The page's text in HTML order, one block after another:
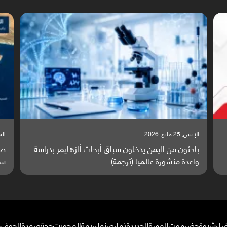
السبت, 23 مايو, 2026
صراع دولي يتصاعد قرب اليمن والبحر الأحمر يتحول إلى
ساحة مواجهة عالمية (ترجمة)